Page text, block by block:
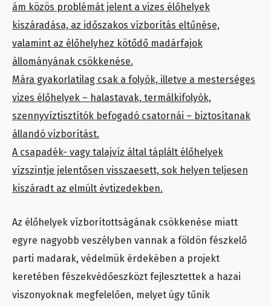
ám közös problémát jelent a vizes élőhelyek
kiszáradása, az időszakos vízborítás eltűnése,
valamint az élőhelyhez kötődő madárfajok
állományának csökkenése.
Mára gyakorlatilag csak a folyók, illetve a mesterséges
vizes élőhelyek – halastavak, termálkifolyók,
szennyvíztisztítók befogadó csatornái – biztosítanak
állandó vízborítást.
A csapadék- vagy talajvíz által táplált élőhelyek
vízszintje jelentősen visszaesett, sok helyen teljesen
kiszáradt az elmúlt évtizedekben.
Az élőhelyek vízborítottságának csökkenése miatt
egyre nagyobb veszélyben vannak a földön fészkelő
parti madarak, védelmük érdekében a projekt
keretében fészekvédőeszközt fejlesztettek a hazai
viszonyoknak megfelelően, melyet úgy tűnik